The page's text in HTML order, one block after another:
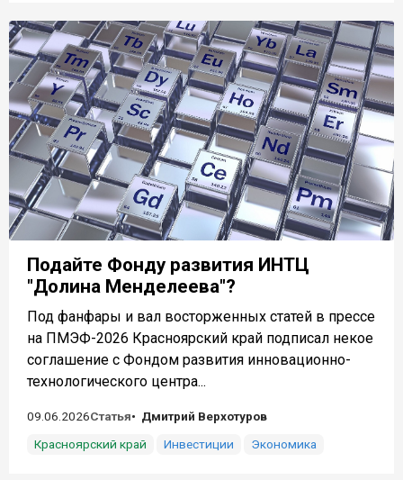
Подайте Фонду развития ИНТЦ
"Долина Менделеева"?
Под фанфары и вал восторженных статей в прессе
на ПМЭФ-2026 Красноярский край подписал некое
соглашение с Фондом развития инновационно-
технологического центра...
09.06.2026Статья
Дмитрий Верхотуров
Красноярский край
Инвестиции Экономика